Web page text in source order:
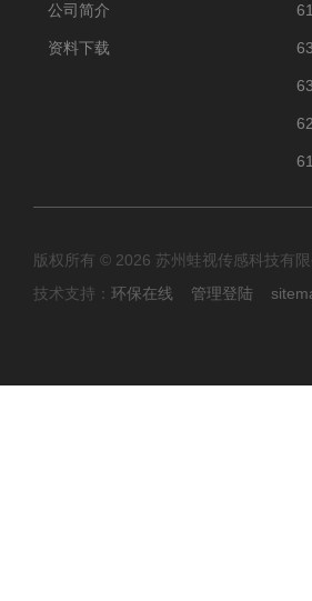
公司简介
资料下载
版权所有 © 2026 苏州蛙视传感科技有
技术支持： 环保在线 管理登陆